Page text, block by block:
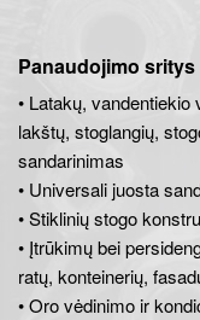
Panaudojimo sritys
• Latakų,
lakštų, stoglangių,
sandarinimas
• Universali juosta
• Stiklinių stogo
• Įtrūkimų bei
ratų, konteinerių,
• Oro vėdinimo ir